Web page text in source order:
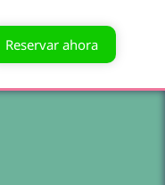
Reservar ahora